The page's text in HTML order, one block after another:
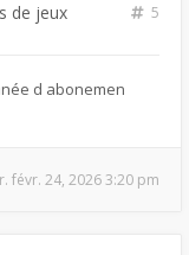
de jeux
5
d abonemen
févr. 24, 2026 3:20 pm